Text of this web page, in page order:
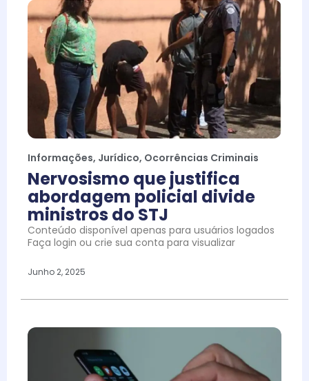
Informações, Jurídico, Ocorrências Criminais
Nervosismo que justifica
abordagem policial divide
ministros do STJ
Conteúdo disponível apenas para usuários logados
Faça login ou crie sua conta para visualizar
Junho 2, 2025